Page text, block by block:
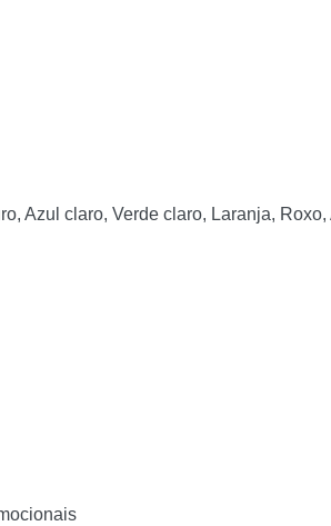
Azul claro, Verde claro, Laranja,